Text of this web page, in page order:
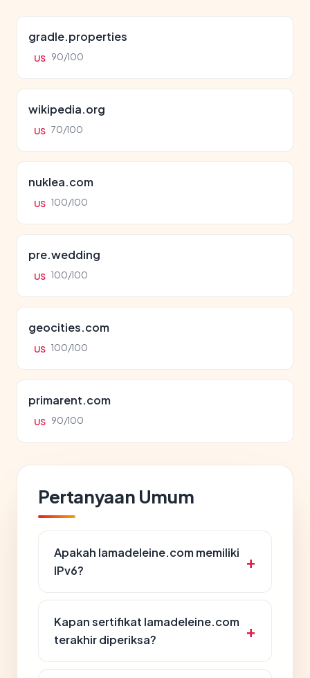
gradle.properties
US 90/100
wikipedia.org
US 70/100
nuklea.com
US 100/100
pre.wedding
US 100/100
geocities.com
US 100/100
primarent.com
US 90/100
Pertanyaan Umum
Apakah lamadeleine.com memiliki
IPv6?
Kapan sertifikat lamadeleine.com
terakhir diperiksa?